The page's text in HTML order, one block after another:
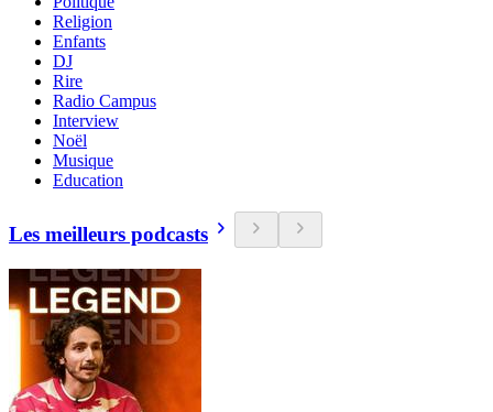
Religion
Enfants
DJ
Rire
Radio Campus
Interview
Noël
Musique
Education
Les meilleurs podcasts